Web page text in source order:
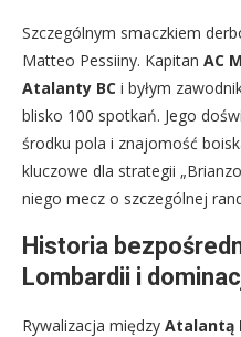
Szczególnym smaczkiem
Matteo Pessiiny. Kapitan AC
Atalanty BC i byłym
blisko 100 spotkań. Jego
środku pola i znajomość
kluczowe dla strategii
niego mecz o szczególnej
Historia
Lombardii i
Rywalizacja między Atalantą